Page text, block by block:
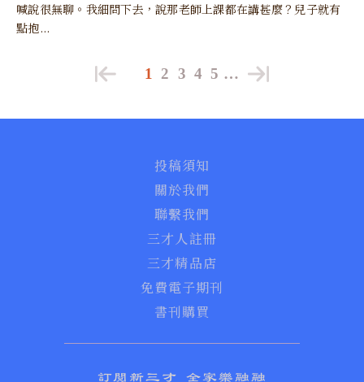
喊說很無聊。我細問下去，說那老師上課都在講甚麼？兒子就有
點抱...
1 2 3 4 5 …
投稿須知
關於我們
聯繫我們
三才人註冊
三才精品店
免費電子期刊
書刊購買
訂閱新三才 全家樂融融